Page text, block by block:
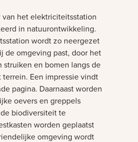
van het elektriciteitsstation
in natuurontwikkeling.
wordt zo neergezet
de omgeving past, door het
struiken en bomen langs de
terrein. Een impressie vindt
pagina. Daarnaast worden
oevers en greppels
biodiversiteit te
worden geplaatst
omgeving wordt